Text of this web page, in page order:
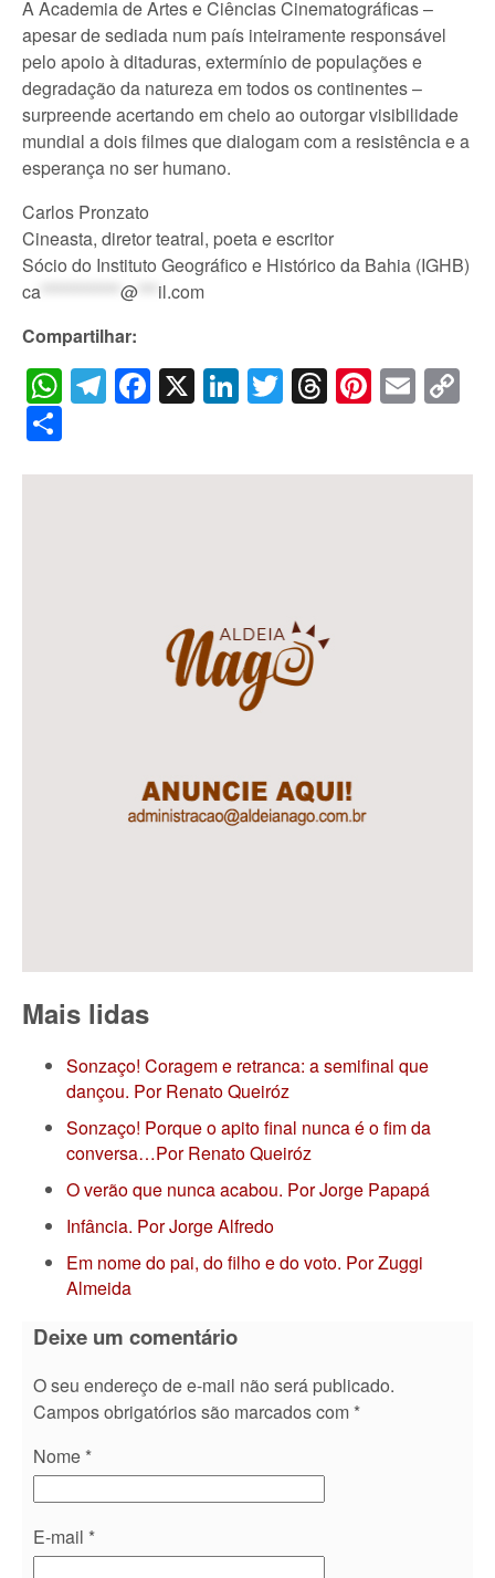
A Academia de Artes e Ciências Cinematográficas –
apesar de sediada num país inteiramente responsável
pelo apoio à ditaduras, extermínio de populações e
degradação da natureza em todos os continentes –
surpreende acertando em cheio ao outorgar visibilidade
mundial a dois filmes que dialogam com a resistência e a
esperança no ser humano.
Carlos Pronzato
Cineasta, diretor teatral, poeta e escritor
Sócio do Instituto Geográfico e Histórico da Bahia (IGHB)
ca
@
il.com
Compartilhar:
WhatsApp
Telegram
Facebook
X LinkedIn
Twitter
Threads
Mais lidas
Sonzaço! Coragem e retranca: a semifinal que
dançou. Por Renato Queiróz
Sonzaço! Porque o apito final nunca é o fim da
conversa…Por Renato Queiróz
O verão que nunca acabou. Por Jorge Papapá
Infância. Por Jorge Alfredo
Em nome do pai, do filho e do voto. Por Zuggi
Almeida
Deixe um comentário
O seu endereço de e-mail não será publicado.
Campos obrigatórios são marcados com *
Nome *
E-mail *